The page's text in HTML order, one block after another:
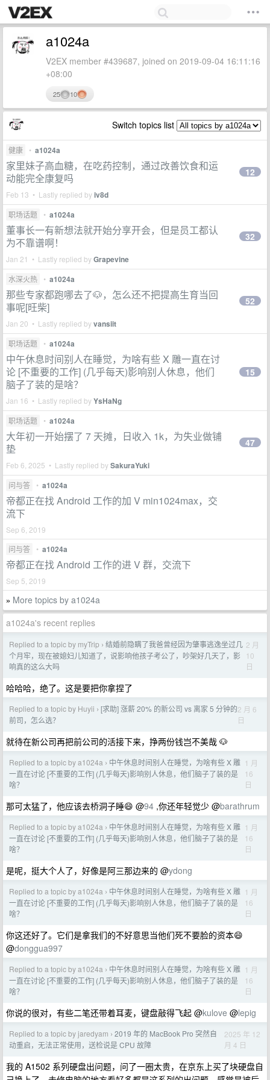
a1024a
V2EX member #439687, joined on 2019-09-04 16:11:16
+08:00
25 10
Switch topics list
健康 • a1024a
家里妹子高血糖，在吃药控制，通过改善饮食和运
动能完全康复吗
Feb 13 • Lastly replied byiv8d
12
职场话题 • a1024a
董事长一有新想法就开始分享开会，但是员工都认
为不靠谱啊！
Jan 21 • Lastly replied byGrapevine
32
水深火热 • a1024a
那些专家都跑哪去了🐶，怎么还不把提高生育当回
事呢[旺柴]
Jan 20 • Lastly replied byvansiit
52
职场话题 • a1024a
中午休息时间别人在睡觉，为啥有些 X 雕一直在讨
论 [不重要的工作] (几乎每天)影响别人休息，他们
脑子了装的是啥？
Jan 16 • Lastly replied byYsHaNg
15
职场话题 • a1024a
大年初一开始摆了 7 天摊，日收入 1k，为失业做铺
垫
Feb 6, 2025 • Lastly replied bySakuraYuki
47
问与答 • a1024a
帝都正在找 Android 工作的加 V min1024max，交
流下
Sep 6, 2019
问与答
• a1024a
帝都正在找 Android 工作的进 V 群，交流下
Sep 5, 2019
» More topics by a1024a
a1024a's recent replies
Replied to a topic by myTrip › 结婚前隐瞒了我爸曾经因为肇事逃逸坐过几
个月牢，现在被媳妇儿知道了，说影响他孩子考公了，吵架好几天了，影
响真的这么大吗
2 月
10
日
哈哈哈，绝了。这是要把你拿捏了
Replied to a topic by Huyii › [求助] 涨薪 20% 的新公司 vs 离家 5 分钟的
前司，怎么选？
2 月 6
日
就待在新公司再把前公司的活接下来，挣两份钱岂不美哉 🐶
Replied to a topic by a1024a › 中午休息时间别人在睡觉，为啥有些 X 雕
一直在讨论 [不重要的工作] (几乎每天)影响别人休息，他们脑子了装的是
啥？
1 月
16
日
那可太猛了，他应该去桥洞子睡😄 @94 ,你还年轻觉少 @barathrum
Replied to a topic by a1024a › 中午休息时间别人在睡觉，为啥有些 X 雕
一直在讨论 [不重要的工作] (几乎每天)影响别人休息，他们脑子了装的是
啥？
1 月
16
日
是呢，挺大个人了，好像是阿三那边来的 @ydong
Replied to a topic by a1024a › 中午休息时间别人在睡觉，为啥有些 X 雕
一直在讨论 [不重要的工作] (几乎每天)影响别人休息，他们脑子了装的是
啥？
1 月
16
日
你这还好了。它们是拿我们的不好意思当他们死不要脸的资本😄
@donggua997
Replied to a topic by a1024a › 中午休息时间别人在睡觉，为啥有些 X 雕
一直在讨论 [不重要的工作] (几乎每天)影响别人休息，他们脑子了装的是
啥？
1 月
16
日
你说的很对，有些二笔还带着耳麦，键盘敲得飞起 @kulove @lepig
Replied to a topic by jaredyam › 2019 年的 MacBook Pro 突然自
动重启，无法正常使用，送检说是 CPU 故障
2025 年 12
月 4 日
我的 A1502 系列硬盘出问题，问了一圈太贵，在京东上买了块硬盘自